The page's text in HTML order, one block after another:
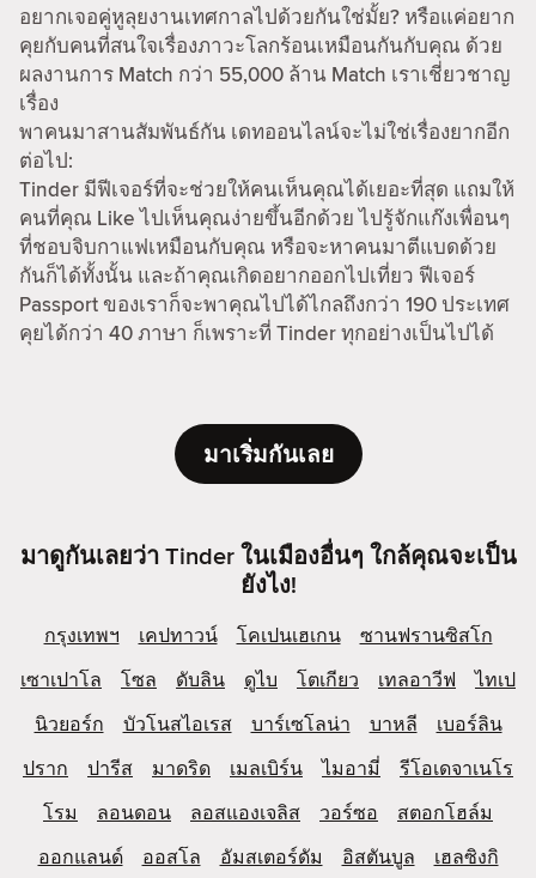
อยากเจอคู่หูลุยงานเทศกาลไปด้วยกันใช่มั้ย? หรือแค่อยาก
คุยกับคนที่สนใจเรื่องภาวะโลกร้อนเหมือนกันกับคุณ ด้วย
ผลงานการ Match กว่า 55,000 ล้าน Match เราเชี่ยวชาญ
เรื่อง
พาคนมาสานสัมพันธ์กัน เดทออนไลน์จะไม่ใช่เรื่องยากอีก
ต่อไป:
Tinder มีฟีเจอร์ที่จะช่วยให้คนเห็นคุณได้เยอะที่สุด แถมให้
คนที่คุณ Like ไปเห็นคุณง่ายขึ้นอีกด้วย ไปรู้จักแก๊งเพื่อนๆ
ที่ชอบจิบกาแฟเหมือนกับคุณ หรือจะหาคนมาตีแบดด้วย
กันก็ได้ทั้งนั้น และถ้าคุณเกิดอยากออกไปเที่ยว ฟีเจอร์
Passport ของเราก็จะพาคุณไปได้ไกลถึงกว่า 190 ประเทศ
คุยได้กว่า 40 ภาษา ก็เพราะที่ Tinder ทุกอย่างเป็นไปได้
มาเริ่มกันเลย
มาดูกันเลยว่า Tinder ในเมืองอื่นๆ ใกล้คุณจะเป็น
ยังไง!
กรุงเทพฯ เคปทาวน์ โคเปนเฮเกน
ซานฟรานซิสโก
เซาเปาโล
โซล ดับลิน ดูไบ โตเกียว เทลอาวีฟ
ไทเป
นิวยอร์ก
บัวโนสไอเรส บาร์เซโลน่า บาหลี
เบอร์ลิน
ปราก
ปารีส มาดริด เมลเบิร์น ไมอามี่
รีโอเดจาเนโร
โรม
ลอนดอน ลอสแองเจลิส วอร์ซอ
สตอกโฮล์ม
ออกแลนด์
ออสโล อัมสเตอร์ดัม อิสตันบูล เฮลซิงกิ